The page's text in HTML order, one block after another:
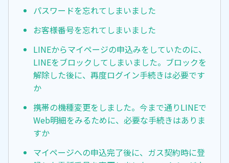
パスワードを忘れてしまいました
お客様番号を忘れてしまいました
LINEからマイページの申込みをしていたのに、
LINEをブロックしてしまいました。ブロックを
解除した後に、再度ログイン手続きは必要です
か
携帯の機種変更をしました。今まで通りLINEで
Web明細をみるために、必要な手続きはありま
すか
マイページへの申込完了後に、ガス契約時に登